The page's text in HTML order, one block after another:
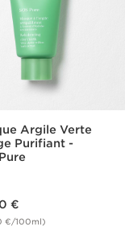
Argile Verte
Purifiant -
€
€/100ml)